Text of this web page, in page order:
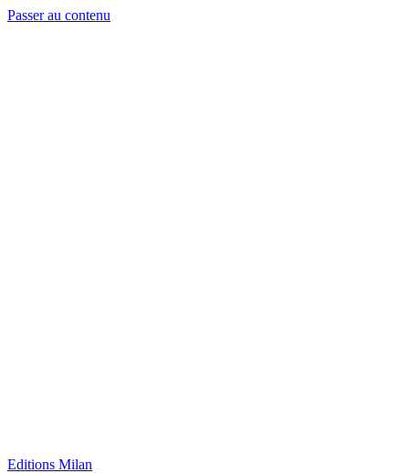
Passer au contenu
Editions Milan